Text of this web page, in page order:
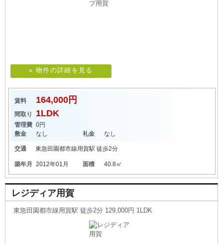
» 物件の詳細を見る
賃料 164,000円
間取り 1LDK
管理費 0円
敷金
なし 礼金 なし
交通 東急田園都市線用賀駅 徒歩2分
築年月 2012年01月 面積 40.8㎡
レジディア用賀
東急田園都市線用賀駅 徒歩2分 129,000円 1LDK